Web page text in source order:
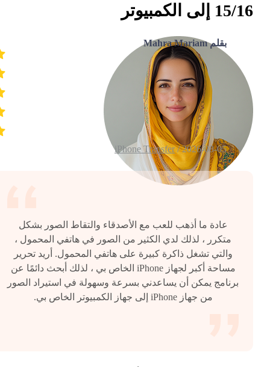
15/16 إلى الكمبيوتر
بقلم Mahra Mariam
2026-08-05 /
iPhone Transfer
عادة ما أذهب للعب مع الأصدقاء والتقاط الصور بشكل
متكرر ، لذلك لدي الكثير من الصور في هاتفي المحمول ،
والتي تشغل ذاكرة كبيرة على هاتفي المحمول. أريد تحرير
مساحة أكبر لجهاز iPhone الخاص بي ، لذلك أبحث دائمًا عن
برنامج يمكن أن يساعدني بسرعة وسهولة في استيراد الصور
من جهاز iPhone إلى جهاز الكمبيوتر الخاص بي.